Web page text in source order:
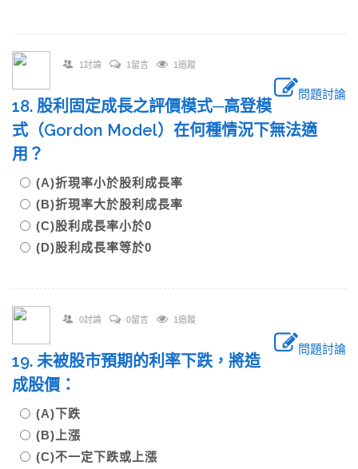
1討論 1留言 1追蹤
問題討論
18. 股利固定成長之評價模式─高登模
式（Gordon Model）在何種情況下無法適
用？
(A)折現率小於股利成長率
(B)折現率大於股利成長率
(C)股利成長率小於0
(D)股利成長率等於0
0討論 0留言 1追蹤
問題討論
19. 未被股市預期的利率下跌，將造
成股價：
(A)下跌
(B)上漲
(C)不一定下跌或上漲